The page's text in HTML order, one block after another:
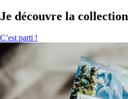
Je découvre la collection
C’est parti !